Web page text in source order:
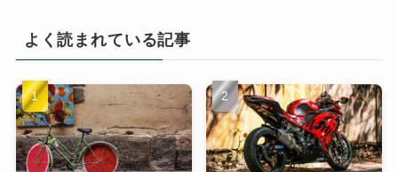
よく読まれている記事